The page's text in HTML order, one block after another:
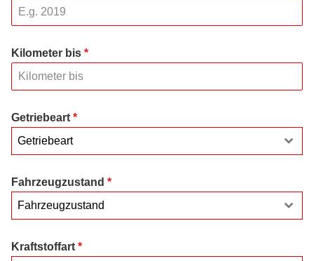
Kilometer bis *
Getriebeart *
Getriebeart
Fahrzeugzustand *
Fahrzeugzustand
Kraftstoffart *